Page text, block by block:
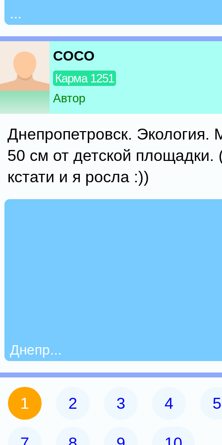
...
COCO
Карма 1251
Автор
Днепропетровск. Экология.
50 см от детской площадки.
кстати и я росла :))
Днепр...
1 2 3 4 5